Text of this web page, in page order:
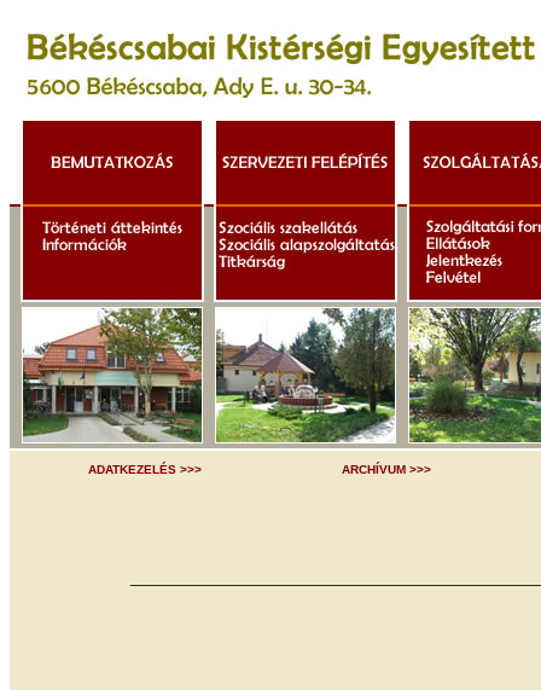
ADATKEZELÉS >>> ARCHÍVUM >>>